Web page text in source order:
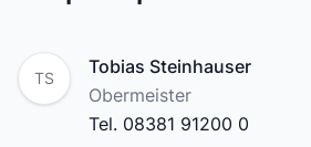
TS
Name
Tobias Steinhauser
Position
Obermeister
Tel. 08381 91200 0